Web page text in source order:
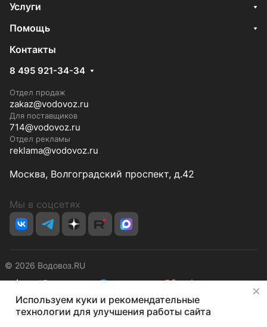
Услуги
Помощь
Контакты
8 495 921-34-34
Отдел продаж
zakaz@vodovoz.ru
Для поставщиков
714@vodovoz.ru
Отдел рекламы
reklama@vodovoz.ru
Москва, Волгоградский проспект, д.42
Мы в соцсетях
© 2026 Водовоз.RU
КонфиденциальностьОферта
Используем куки и рекомендательные
технологии для улучшения работы сайта